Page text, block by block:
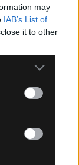
may
IAB’s List of
it to other
Google
may click to
tags to
Google
της